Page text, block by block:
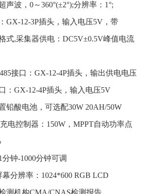
声波，0～360°(±2°);分辨率：1°;
GX-12-3P插头，输入电压5V，带
式,采集器供电：DC5V±0.5V峰值电流
接口：GX-12-4P插头，输出供电电压
：GX-12-4P插头，输入电压5V
铅酸电池，可选配30W 20AH/50W
电控制器：150W，MPPT自动功率点
钟-1000分钟可调
分辨率：1024*600 RGB LCD